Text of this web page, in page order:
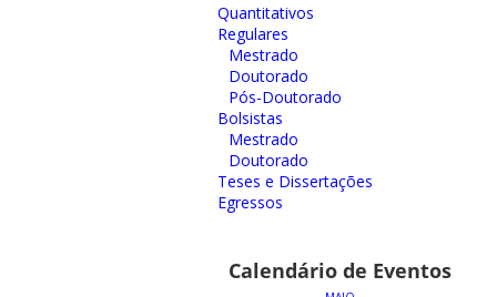
Quantitativos
Regulares
Mestrado
Doutorado
Pós-Doutorado
Bolsistas
Mestrado
Doutorado
Teses e Dissertações
Egressos
Calendário de Eventos